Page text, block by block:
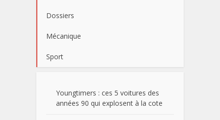
Dossiers
Mécanique
Sport
Youngtimers : ces 5 voitures des
années 90 qui explosent à la cote